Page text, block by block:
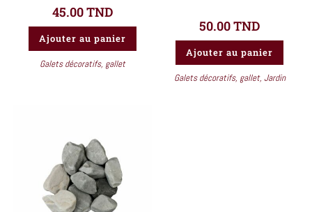
45.00TND
Ajouter au panier
Galets décoratifs, gallet
50.00TND
Ajouter au panier
Galets décoratifs, gallet, Jardin